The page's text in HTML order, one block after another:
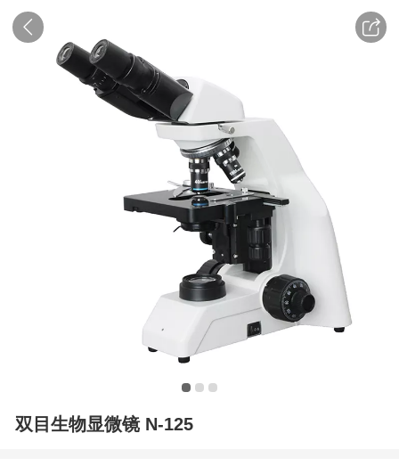
双目生物显微镜 N-125